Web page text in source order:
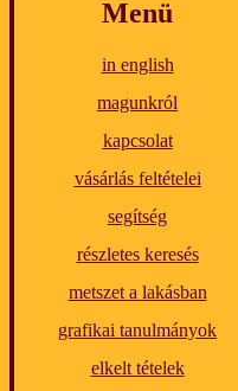
Menü
in english
magunkról
kapcsolat
vásárlás feltételei
segítség
részletes keresés
metszet a lakásban
grafikai tanulmányok
elkelt tételek